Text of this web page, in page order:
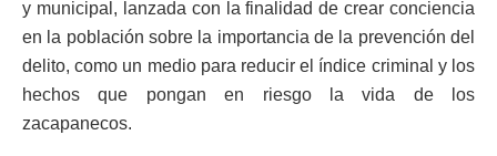
y municipal, lanzada con la finalidad de crear conciencia
en la población sobre la importancia de la prevención del
delito, como un medio para reducir el índice criminal y los
hechos que pongan en riesgo la vida de los
zacapanecos.